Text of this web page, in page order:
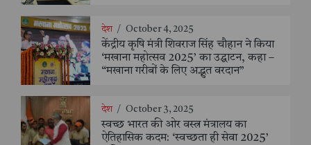
देश / October 4, 2025
केंद्रीय कृषि मंत्री शिवराज सिंह चौहान ने किया
‘मखाना महोत्सव 2025’ का उद्घाटन, कहा –
“मखाना गरीबों के लिए अद्भुत वरदान”
देश / October 3, 2025
स्वच्छ भारत की ओर वस्त्र मंत्रालय का
ऐतिहासिक कदम: ‘स्वच्छता ही सेवा 2025’